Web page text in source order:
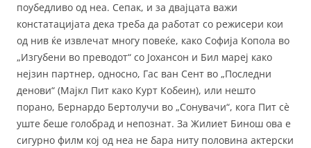
поубедливо од неа. Сепак, и за двајцата важи
констатацијата дека треба да работат со режисери кои
од нив ќе извлечат многу повеќе, како Софија Копола во
„Изгубени во преводот“ со Јохансон и Бил мареј како
нејзин партнер, односно, Гас ван Сент во „Последни
денови“ (Мајкл Пит како Курт Кобеин), или нешто
порано, Бернардо Бертолучи во „Сонувачи“, кога Пит сè
уште беше голобрад и непознат. За Жилиет Бинош ова е
сигурно филм кој од неа не бара ниту половина актерски